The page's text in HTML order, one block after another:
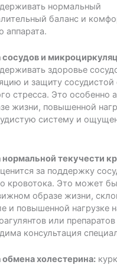
нормальный
баланс и
аппарата.
и
здоровье
и защиту сосудистой
стресса. Это особенно
жизни, повышенной
систему и
текучести
за поддержку
кровотока. Это может
образе жизни,
и повышенной нагрузке
или
консультация
холестерина: